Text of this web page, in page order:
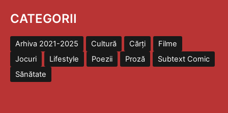
CATEGORII
Arhiva 2021-2025 Cultură Cărți
Filme
Jocuri
Lifestyle Poezii Proză
Subtext Comic
Sănătate